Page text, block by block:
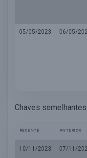
05/05/2023 06/05/
Chaves semelhantes
RECENTE ANTERIOR
10/11/2023
07/11/